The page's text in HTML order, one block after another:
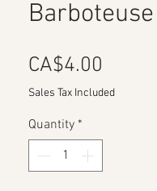
CA$4.00
Sales Tax Included
Quantity *